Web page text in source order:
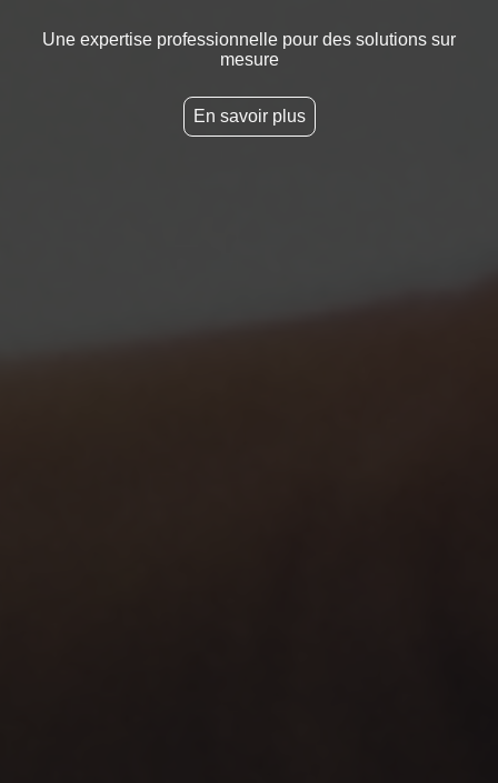
Une expertise professionnelle pour des solutions sur
mesure
En savoir plus